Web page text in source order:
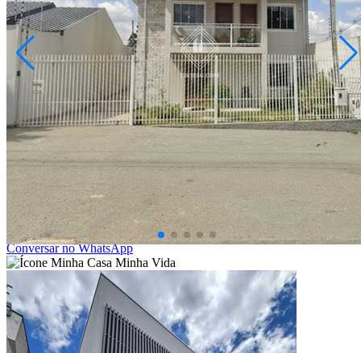
Boa Vista
R$ 1.300.000,00
Sobrado - Boa Vista
Ponta Grossa/PR
2073347.001
4 Quartos
2 Suítes
8 Vagas
330,00 Área Privativa (m²)
Conversar no WhatsApp